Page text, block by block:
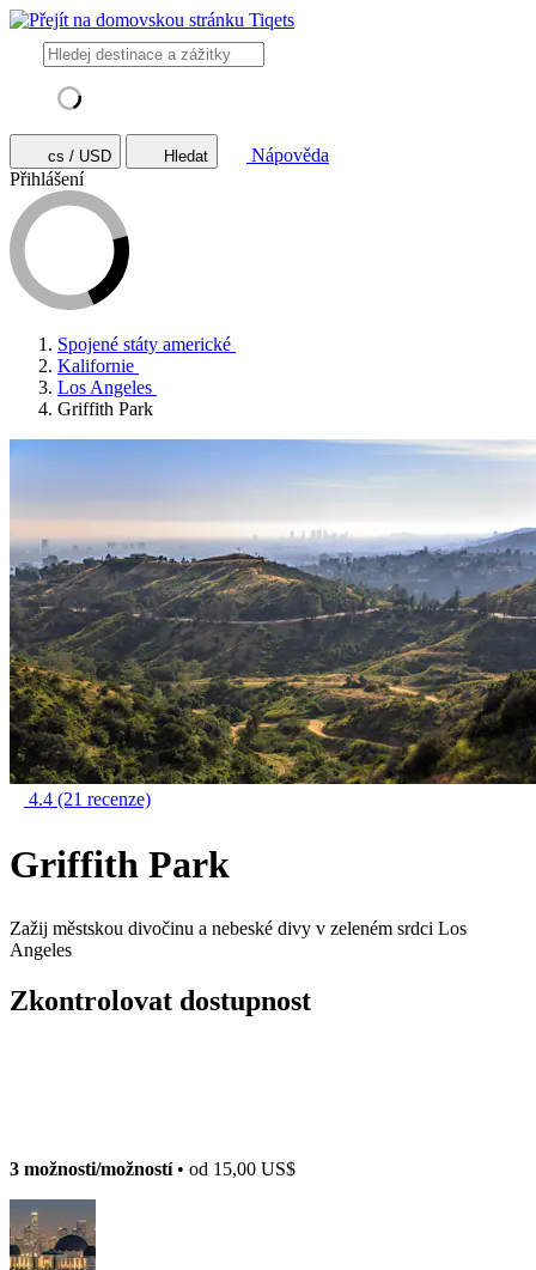
cs / USD Hledat
Nápověda
Přihlášení
Spojené státy americké
Kalifornie
Los Angeles
Griffith Park
4.4 (21 recenze)
Griffith Park
Zažij městskou divočinu a nebeské divy v zeleném srdci Los
Angeles
Zkontrolovat dostupnost
3 možnosti/možností• od 15,00 US$